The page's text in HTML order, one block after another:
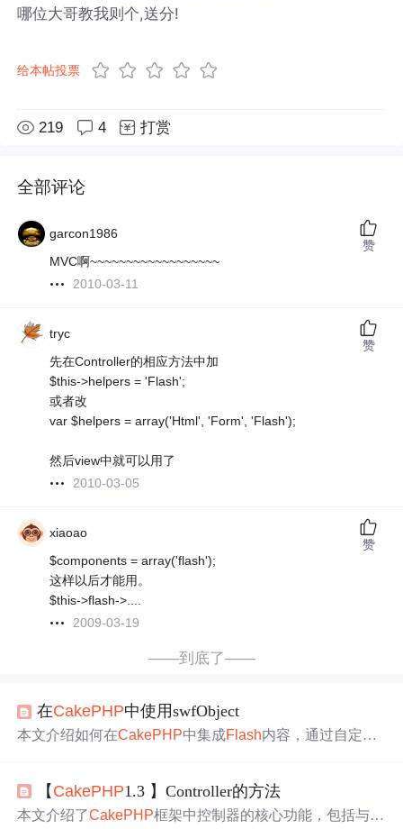
哪位大哥教我则个,送分!
给本帖投票
219 4 打赏
全部评论
garcon1986
MVC啊~~~~~~~~~~~~~~~~~~
2010-03-11
赞
tryc
先在Controller的相应方法中加
$this->helpers = 'Flash';
或者改
var $helpers = array('Html', 'Form', 'Flash');
然后view中就可以用了
2010-03-05
赞
xiaoao
$components = array('flash');
这样以后才能用。
$this->flash->....
2009-03-19
赞
——到底了——
在CakePHP中使用swfObject
本文介绍如何在CakePHP中集成Flash内容，通过自定义
【 CakePHP1.3 】Controller的方法
本文介绍了CakePHP框架中控制器的核心功能，包括与视